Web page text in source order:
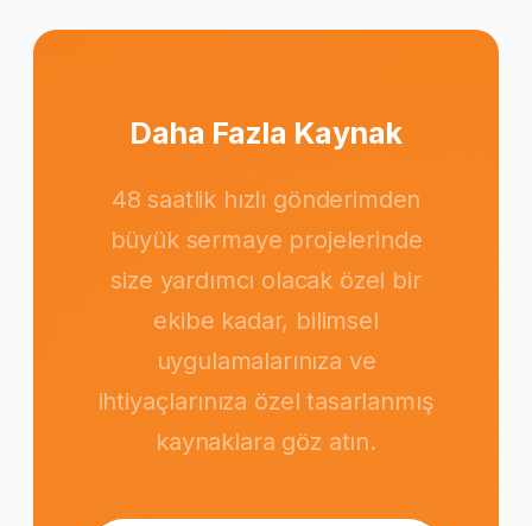
Daha Fazla Kaynak
48 saatlik hızlı gönderimden
büyük sermaye projelerinde
size yardımcı olacak özel bir
ekibe kadar, bilimsel
uygulamalarınıza ve
ihtiyaçlarınıza özel tasarlanmış
kaynaklara göz atın.